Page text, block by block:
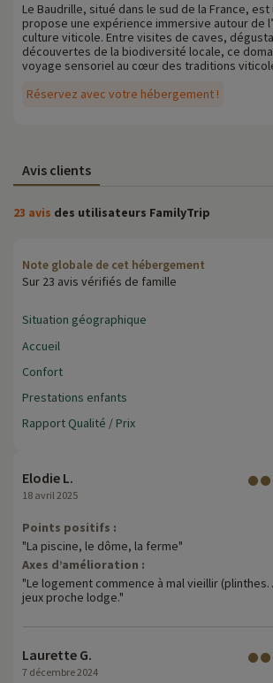
Réservez avec votre hébergement !
Le Baudrille, situé dans le sud de la France, est
propose une expérience immersive autour de
culture viticole. Entre visites de caves,
découvertes de la biodiversité locale, ce
voyage sensoriel au cœur des traditions
Avis clients
23 avis des utilisateurs FamilyTrip
Note globale de cet hébergement
Sur 23 avis vérifiés de famille
Situation géographique
Accueil
Confort
Prestations enfants
Rapport Qualité / Prix
Elodie L.
18 avril 2025
Points positifs :
"La piscine, le dôme, la ferme"
Axes d’amélioration :
"Le logement commence à mal vieillir
jeux proche lodge."
Laurette G.
7 décembre 2024